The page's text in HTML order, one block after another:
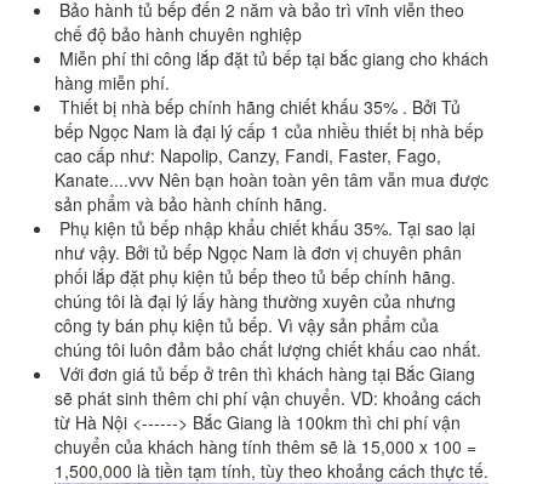
Bảo hành tủ bếp đến 2 năm và bảo trì vĩnh viễn theo
chế độ bảo hành chuyên nghiệp
Miễn phí thi công lắp đặt tủ bếp tại bắc giang cho khách
hàng miễn phí.
Thiết bị nhà bếp chính hãng chiết khấu 35% . Bởi Tủ
bếp Ngọc Nam là đại lý cấp 1 của nhiều thiết bị nhà bếp
cao cấp như: Napolip, Canzy, Fandi, Faster, Fago,
Kanate....vvv Nên bạn hoàn toàn yên tâm vẫn mua được
sản phẩm và bảo hành chính hãng.
Phụ kiện tủ bếp nhập khẩu chiết khấu 35%. Tại sao lại
như vậy. Bởi tủ bếp Ngọc Nam là đơn vị chuyên phân
phối lắp đặt phụ kiện tủ bếp theo tủ bếp chính hãng.
chúng tôi là đại lý lấy hàng thường xuyên của nhưng
công ty bán phụ kiện tủ bếp. Vì vậy sản phẩm của
chúng tôi luôn đảm bảo chất lượng chiết khấu cao nhất.
Với đơn giá tủ bếp ở trên thì khách hàng tại Bắc Giang
sẽ phát sinh thêm chi phí vận chuyển. VD: khoảng cách
từ Hà Nội <------> Bắc Giang là 100km thì chi phí vận
chuyển của khách hàng tính thêm sẽ là 15,000 x 100 =
1,500,000 là tiền tạm tính, tùy theo khoảng cách thực tế.